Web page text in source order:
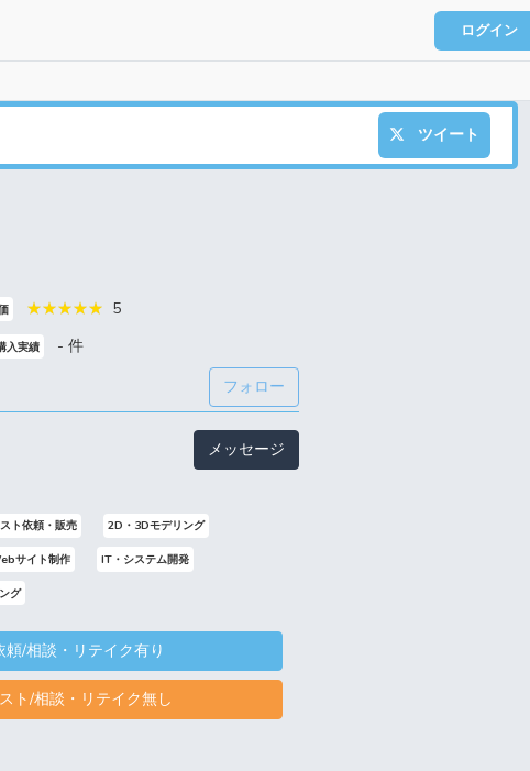
ログイン
ツイート
5
入実績 - 件
フォロー
メッセージ
ト依頼・販売 2D・3Dモデリング
サイト制作 IT・システム開発
グ
頼/相談・リテイク有り
ト/相談・リテイク無し